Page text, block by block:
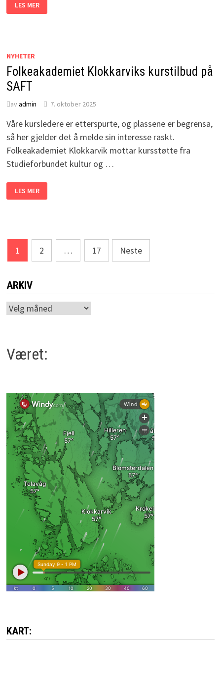
PÅ
GRENDAHUSET,
LES MER
NYHETER
Folkeakademiet Klokkarviks kurstilbud på
SAFT
av admin 7. oktober 2025
Våre kursledere er etterspurte, og plassene er begrensa,
så her gjelder det å melde sin interesse raskt.
Folkeakademiet Klokkarvik mottar kursstøtte fra
Studieforbundet kultur og …
KLOKKARVIKS
KURSTILBUD
LES MER
Sidepaginering
1 2 … 17 Neste
ARKIV
Arkiv
Været:
KART: